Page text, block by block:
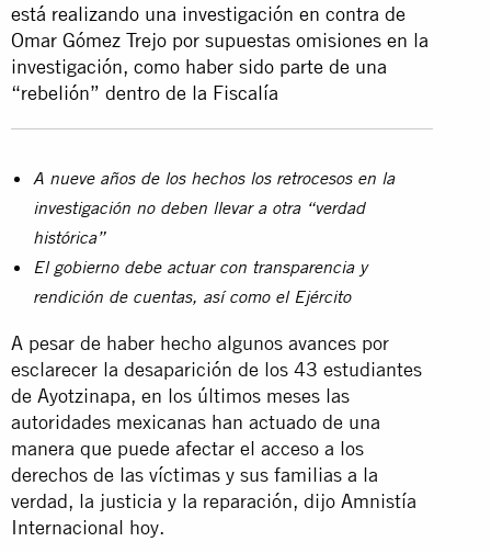
está realizando una investigación en contra de
Omar Gómez Trejo por supuestas omisiones en la
investigación, como haber sido parte de una
“rebelión” dentro de la Fiscalía
A nueve años de los hechos los retrocesos en la
investigación no deben llevar a otra “verdad
histórica”
El gobierno debe actuar con transparencia y
rendición de cuentas, así como el Ejército
A pesar de haber hecho algunos avances por
esclarecer la desaparición de los 43 estudiantes
de Ayotzinapa, en los últimos meses las
autoridades mexicanas han actuado de una
manera que puede afectar el acceso a los
derechos de las víctimas y sus familias a la
verdad, la justicia y la reparación, dijo Amnistía
Internacional hoy.